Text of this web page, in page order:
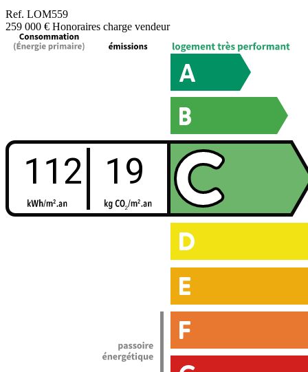
Ref. LOM559
259 000 € Honoraires charge vendeur
112 19